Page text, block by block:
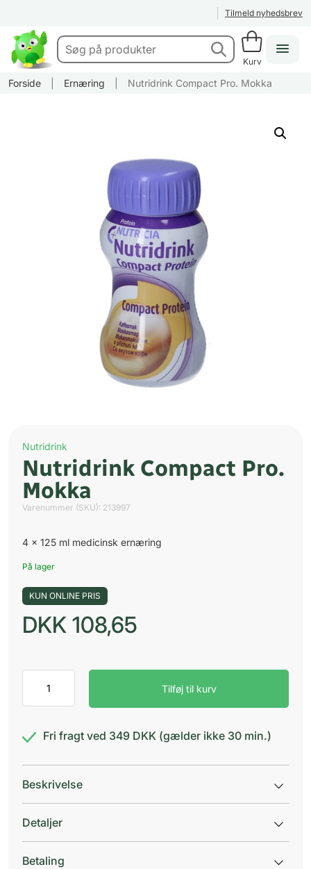
Tilmeld nyhedsbrev
Kurv
Forside Ernæring Nutridrink Compact Pro. Mokka
Nutridrink
Nutridrink Compact Pro.
Mokka
Varenummer (SKU): 213997
4 x 125 ml medicinsk ernæring
På lager
KUN ONLINE PRIS
DKK 108,65
Compact
Pro.
antal
Tilføj til kurv
Fri fragt ved 349 DKK (gælder ikke 30 min.)
Beskrivelse
Detaljer
Betaling